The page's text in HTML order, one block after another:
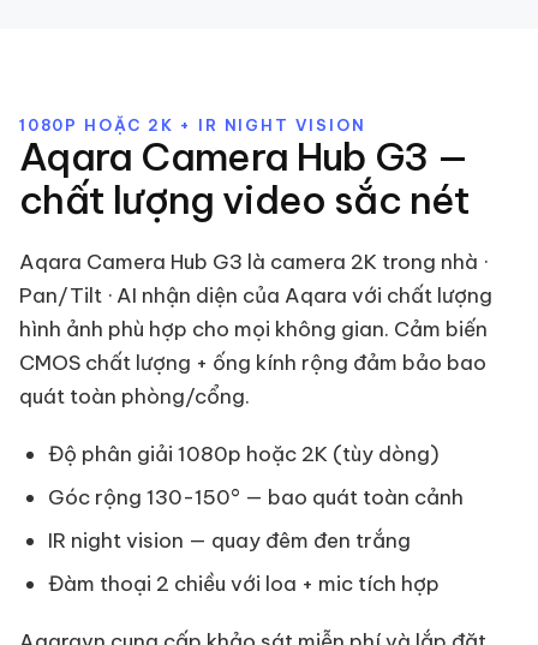
1080P HOẶC 2K + IR NIGHT VISION
Aqara Camera Hub G3 —
chất lượng video sắc nét
Aqara Camera Hub G3 là camera 2K trong nhà ·
Pan/Tilt · AI nhận diện của Aqara với chất lượng
hình ảnh phù hợp cho mọi không gian. Cảm biến
CMOS chất lượng + ống kính rộng đảm bảo bao
quát toàn phòng/cổng.
Độ phân giải 1080p hoặc 2K (tùy dòng)
Góc rộng 130-150° — bao quát toàn cảnh
IR night vision — quay đêm đen trắng
Đàm thoại 2 chiều với loa + mic tích hợp